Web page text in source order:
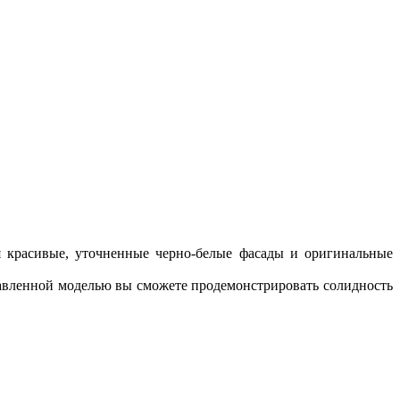
уточненные черно-белые фасады и оригинальные
моделью вы сможете продемонстрировать солидность